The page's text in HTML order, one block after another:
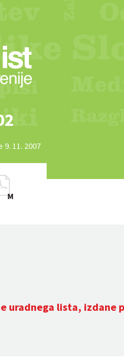
9. 11. 2007
uradnega lista, izdane